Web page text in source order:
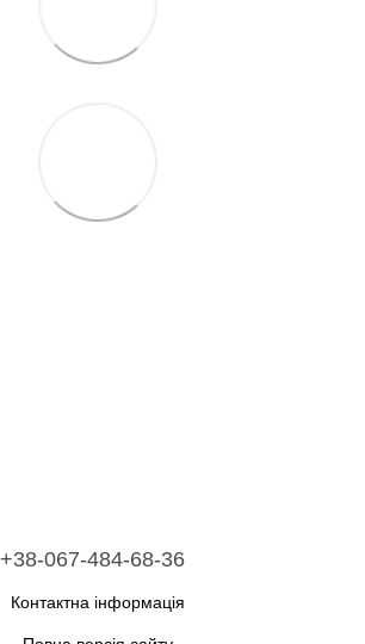
+38-067-484-68-36
Контактна інформація